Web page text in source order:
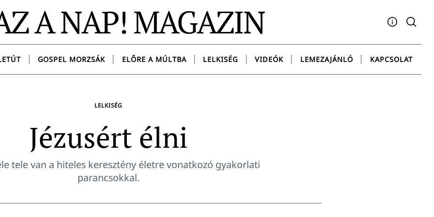
A NAP! MAGAZIN
Facebook
YouTubeInstagram
TwitterSpotify
GOSPEL MORZSÁK ELŐRE A MÚLTBA LELKISÉG VIDEÓK LEMEZAJÁNLÓ KAPCSOLAT
LELKISÉG
Jézusért élni
tele van a hiteles keresztény életre vonatkozó gyakorlati
parancsokkal.